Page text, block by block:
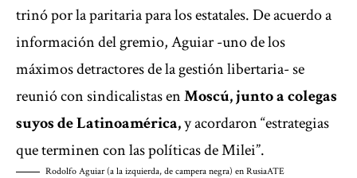
trinó por la paritaria para los estatales. De acuerdo a
información del gremio, Aguiar -uno de los
máximos detractores de la gestión libertaria- se
reunió con sindicalistas enMoscú, junto a colegas
suyos de Latinoamérica,y acordaron “estrategias
que terminen con las políticas de Milei”.
Rodolfo Aguiar (a la izquierda, de campera negra) en RusiaATE